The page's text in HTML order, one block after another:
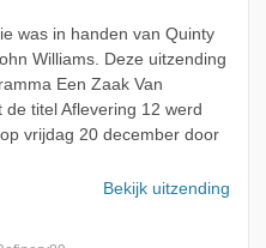
was in handen van Quinty
Williams. Deze uitzending
Een Zaak Van
de titel Aflevering 12 werd
vrijdag 20 december door
Bekijk uitzending